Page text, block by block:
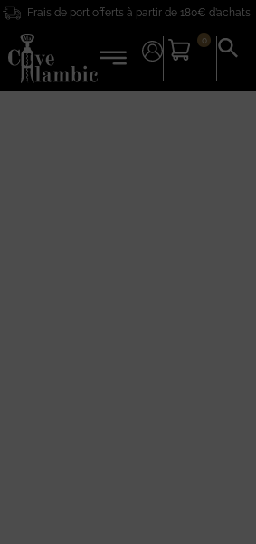
Frais de port offerts à partir de 180€ d’achats
0
Search
for: